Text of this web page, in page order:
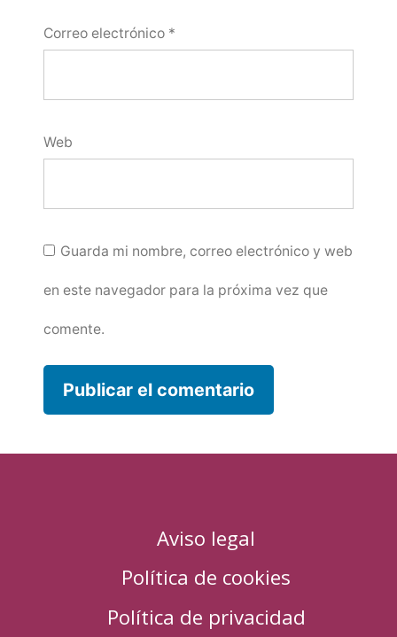
Correo electrónico *
Web
Guarda mi nombre, correo electrónico y web
en este navegador para la próxima vez que
comente.
Aviso legal
Política de cookies
Política de privacidad